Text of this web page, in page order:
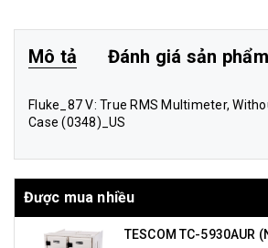
Mô tả Đánh giá sản phẩm
Fluke_87 V: True RMS Multimeter,
Case (0348)_US
Được mua nhiều
TESCOM TC-5930AUR